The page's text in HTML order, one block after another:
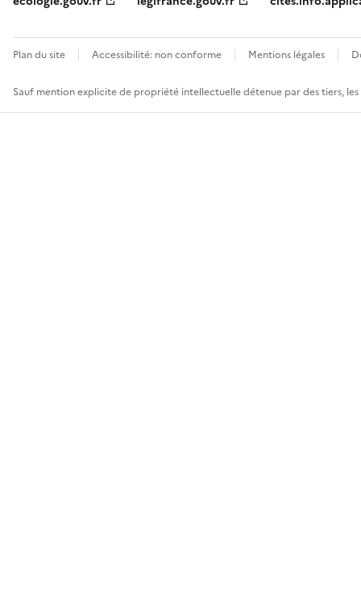
Plan du site Accessibilité: non conforme Mentions légales
Sauf mention explicite de propriété intellectuelle détenue par des tiers,